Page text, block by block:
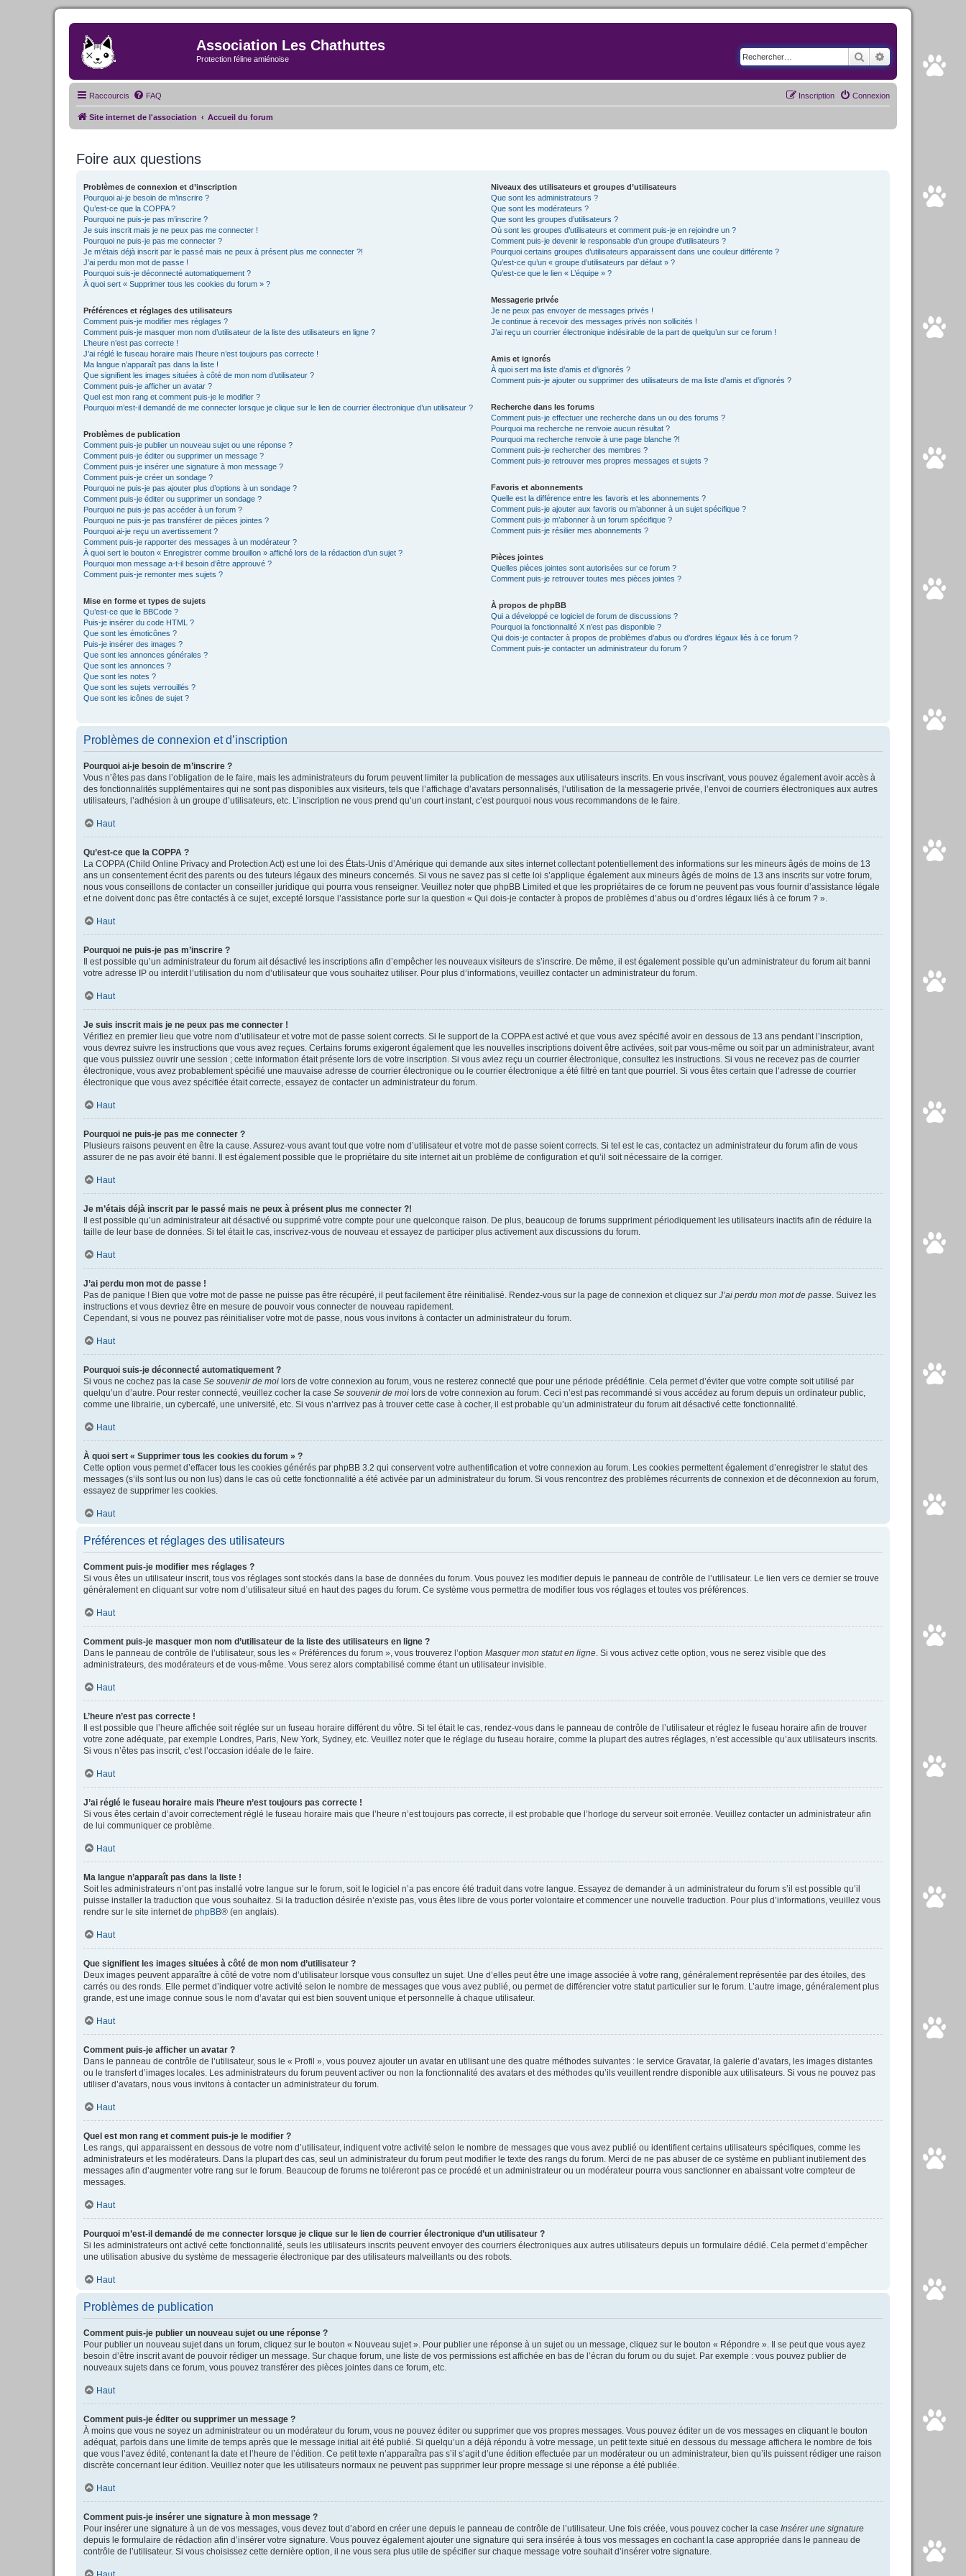
Association Les Chathuttes
Protection féline amiénoise RechercherRecherche
Raccourcis FAQ Connexion
Inscription
Site internet de l'association Accueil du forum
Foire aux questions
Problèmes de connexion et d’inscription
Pourquoi ai-je besoin de m’inscrire ?
Qu’est-ce que la COPPA ?
Pourquoi ne puis-je pas m’inscrire ?
Je suis inscrit mais je ne peux pas me connecter !
Pourquoi ne puis-je pas me connecter ?
Je m’étais déjà inscrit par le passé mais ne peux à présent plus me connecter ?!
J’ai perdu mon mot de passe !
Pourquoi suis-je déconnecté automatiquement ?
À quoi sert « Supprimer tous les cookies du forum » ?
Préférences et réglages des utilisateurs
Comment puis-je modifier mes réglages ?
Comment puis-je masquer mon nom d’utilisateur de la liste des utilisateurs en ligne ?
L’heure n’est pas correcte !
J’ai réglé le fuseau horaire mais l’heure n’est toujours pas correcte !
Ma langue n’apparaît pas dans la liste !
Que signifient les images situées à côté de mon nom d’utilisateur ?
Comment puis-je afficher un avatar ?
Quel est mon rang et comment puis-je le modifier ?
Pourquoi m’est-il demandé de me connecter lorsque je clique sur le lien de courrier électronique d’un utilisateur ?
Problèmes de publication
Comment puis-je publier un nouveau sujet ou une réponse ?
Comment puis-je éditer ou supprimer un message ?
Comment puis-je insérer une signature à mon message ?
Comment puis-je créer un sondage ?
Pourquoi ne puis-je pas ajouter plus d’options à un sondage ?
Comment puis-je éditer ou supprimer un sondage ?
Pourquoi ne puis-je pas accéder à un forum ?
Pourquoi ne puis-je pas transférer de pièces jointes ?
Pourquoi ai-je reçu un avertissement ?
Comment puis-je rapporter des messages à un modérateur ?
À quoi sert le bouton « Enregistrer comme brouillon » affiché lors de la rédaction d’un sujet ?
Pourquoi mon message a-t-il besoin d’être approuvé ?
Comment puis-je remonter mes sujets ?
Mise en forme et types de sujets
Qu’est-ce que le BBCode ?
Puis-je insérer du code HTML ?
Que sont les émoticônes ?
Puis-je insérer des images ?
Que sont les annonces générales ?
Que sont les annonces ?
Que sont les notes ?
Que sont les sujets verrouillés ?
Que sont les icônes de sujet ?
Niveaux des utilisateurs et groupes d’utilisateurs
Que sont les administrateurs ?
Que sont les modérateurs ?
Que sont les groupes d’utilisateurs ?
Où sont les groupes d’utilisateurs et comment puis-je en rejoindre un ?
Comment puis-je devenir le responsable d’un groupe d’utilisateurs ?
Pourquoi certains groupes d’utilisateurs apparaissent dans une couleur différente ?
Qu’est-ce qu’un « groupe d’utilisateurs par défaut » ?
Qu’est-ce que le lien « L’équipe » ?
Messagerie privée
Je ne peux pas envoyer de messages privés !
Je continue à recevoir des messages privés non sollicités !
J’ai reçu un courrier électronique indésirable de la part de quelqu’un sur ce forum !
Amis et ignorés
À quoi sert ma liste d’amis et d’ignorés ?
Comment puis-je ajouter ou supprimer des utilisateurs de ma liste d’amis et d’ignorés ?
Recherche dans les forums
Comment puis-je effectuer une recherche dans un ou des forums ?
Pourquoi ma recherche ne renvoie aucun résultat ?
Pourquoi ma recherche renvoie à une page blanche ?!
Comment puis-je rechercher des membres ?
Comment puis-je retrouver mes propres messages et sujets ?
Favoris et abonnements
Quelle est la différence entre les favoris et les abonnements ?
Comment puis-je ajouter aux favoris ou m’abonner à un sujet spécifique ?
Comment puis-je m’abonner à un forum spécifique ?
Comment puis-je résilier mes abonnements ?
Pièces jointes
Quelles pièces jointes sont autorisées sur ce forum ?
Comment puis-je retrouver toutes mes pièces jointes ?
À propos de phpBB
Qui a développé ce logiciel de forum de discussions ?
Pourquoi la fonctionnalité X n’est pas disponible ?
Qui dois-je contacter à propos de problèmes d’abus ou d’ordres légaux liés à ce forum ?
Comment puis-je contacter un administrateur du forum ?
Problèmes de connexion et d’inscription
Pourquoi ai-je besoin de m’inscrire ?
Vous n’êtes pas dans l’obligation de le faire, mais les administrateurs du forum peuvent limiter la publication de messages aux utilisateurs inscrits. En vous inscrivant, vous pouvez également avoir accès à
des fonctionnalités supplémentaires qui ne sont pas disponibles aux visiteurs, tels que l’affichage d’avatars personnalisés, l’utilisation de la messagerie privée, l’envoi de courriers électroniques aux autres
utilisateurs, l’adhésion à un groupe d’utilisateurs, etc. L’inscription ne vous prend qu’un court instant, c’est pourquoi nous vous recommandons de le faire.
Haut
Qu’est-ce que la COPPA ?
La COPPA (Child Online Privacy and Protection Act) est une loi des États-Unis d’Amérique qui demande aux sites internet collectant potentiellement des informations sur les mineurs âgés de moins de 13
ans un consentement écrit des parents ou des tuteurs légaux des mineurs concernés. Si vous ne savez pas si cette loi s’applique également aux mineurs âgés de moins de 13 ans inscrits sur votre forum,
nous vous conseillons de contacter un conseiller juridique qui pourra vous renseigner. Veuillez noter que phpBB Limited et que les propriétaires de ce forum ne peuvent pas vous fournir d’assistance légale
et ne doivent donc pas être contactés à ce sujet, excepté lorsque l’assistance porte sur la question « Qui dois-je contacter à propos de problèmes d’abus ou d’ordres légaux liés à ce forum ? ».
Haut
Pourquoi ne puis-je pas m’inscrire ?
Il est possible qu’un administrateur du forum ait désactivé les inscriptions afin d’empêcher les nouveaux visiteurs de s’inscrire. De même, il est également possible qu’un administrateur du forum ait banni
votre adresse IP ou interdit l’utilisation du nom d’utilisateur que vous souhaitez utiliser. Pour plus d’informations, veuillez contacter un administrateur du forum.
Haut
Je suis inscrit mais je ne peux pas me connecter !
Vérifiez en premier lieu que votre nom d’utilisateur et votre mot de passe soient corrects. Si le support de la COPPA est activé et que vous avez spécifié avoir en dessous de 13 ans pendant l’inscription,
vous devrez suivre les instructions que vous avez reçues. Certains forums exigeront également que les nouvelles inscriptions doivent être activées, soit par vous-même ou soit par un administrateur, avant
que vous puissiez ouvrir une session ; cette information était présente lors de votre inscription. Si vous aviez reçu un courrier électronique, consultez les instructions. Si vous ne recevez pas de courrier
électronique, vous avez probablement spécifié une mauvaise adresse de courrier électronique ou le courrier électronique a été filtré en tant que pourriel. Si vous êtes certain que l’adresse de courrier
électronique que vous avez spécifiée était correcte, essayez de contacter un administrateur du forum.
Haut
Pourquoi ne puis-je pas me connecter ?
Plusieurs raisons peuvent en être la cause. Assurez-vous avant tout que votre nom d’utilisateur et votre mot de passe soient corrects. Si tel est le cas, contactez un administrateur du forum afin de vous
assurer de ne pas avoir été banni. Il est également possible que le propriétaire du site internet ait un problème de configuration et qu’il soit nécessaire de la corriger.
Haut
Je m’étais déjà inscrit par le passé mais ne peux à présent plus me connecter ?!
Il est possible qu’un administrateur ait désactivé ou supprimé votre compte pour une quelconque raison. De plus, beaucoup de forums suppriment périodiquement les utilisateurs inactifs afin de réduire la
taille de leur base de données. Si tel était le cas, inscrivez-vous de nouveau et essayez de participer plus activement aux discussions du forum.
Haut
J’ai perdu mon mot de passe !
Pas de panique ! Bien que votre mot de passe ne puisse pas être récupéré, il peut facilement être réinitialisé. Rendez-vous sur la page de connexion et cliquez sur J’ai perdu mon mot de passe . Suivez les
instructions et vous devriez être en mesure de pouvoir vous connecter de nouveau rapidement.
Cependant, si vous ne pouvez pas réinitialiser votre mot de passe, nous vous invitons à contacter un administrateur du forum.
Haut
Pourquoi suis-je déconnecté automatiquement ?
Si vous ne cochez pas la case Se souvenir de moi lors de votre connexion au forum, vous ne resterez connecté que pour une période prédéfinie. Cela permet d’éviter que votre compte soit utilisé par
quelqu’un d’autre. Pour rester connecté, veuillez cocher la case Se souvenir de moi lors de votre connexion au forum. Ceci n’est pas recommandé si vous accédez au forum depuis un ordinateur public,
comme une librairie, un cybercafé, une université, etc. Si vous n’arrivez pas à trouver cette case à cocher, il est probable qu’un administrateur du forum ait désactivé cette fonctionnalité.
Haut
À quoi sert « Supprimer tous les cookies du forum » ?
Cette option vous permet d’effacer tous les cookies générés par phpBB 3.2 qui conservent votre authentification et votre connexion au forum. Les cookies permettent également d’enregistrer le statut des
messages (s’ils sont lus ou non lus) dans le cas où cette fonctionnalité a été activée par un administrateur du forum. Si vous rencontrez des problèmes récurrents de connexion et de déconnexion au forum,
essayez de supprimer les cookies.
Haut
Préférences et réglages des utilisateurs
Comment puis-je modifier mes réglages ?
Si vous êtes un utilisateur inscrit, tous vos réglages sont stockés dans la base de données du forum. Vous pouvez les modifier depuis le panneau de contrôle de l’utilisateur. Le lien vers ce dernier se trouve
généralement en cliquant sur votre nom d’utilisateur situé en haut des pages du forum. Ce système vous permettra de modifier tous vos réglages et toutes vos préférences.
Haut
Comment puis-je masquer mon nom d’utilisateur de la liste des utilisateurs en ligne ?
Dans le panneau de contrôle de l’utilisateur, sous les « Préférences du forum », vous trouverez l’option Masquer mon statut en ligne . Si vous activez cette option, vous ne serez visible que des
administrateurs, des modérateurs et de vous-même. Vous serez alors comptabilisé comme étant un utilisateur invisible.
Haut
L’heure n’est pas correcte !
Il est possible que l’heure affichée soit réglée sur un fuseau horaire différent du vôtre. Si tel était le cas, rendez-vous dans le panneau de contrôle de l’utilisateur et réglez le fuseau horaire afin de trouver
votre zone adéquate, par exemple Londres, Paris, New York, Sydney, etc. Veuillez noter que le réglage du fuseau horaire, comme la plupart des autres réglages, n’est accessible qu’aux utilisateurs inscrits.
Si vous n’êtes pas inscrit, c’est l’occasion idéale de le faire.
Haut
J’ai réglé le fuseau horaire mais l’heure n’est toujours pas correcte !
Si vous êtes certain d’avoir correctement réglé le fuseau horaire mais que l’heure n’est toujours pas correcte, il est probable que l’horloge du serveur soit erronée. Veuillez contacter un administrateur afin
de lui communiquer ce problème.
Haut
Ma langue n’apparaît pas dans la liste !
Soit les administrateurs n’ont pas installé votre langue sur le forum, soit le logiciel n’a pas encore été traduit dans votre langue. Essayez de demander à un administrateur du forum s’il est possible qu’il
puisse installer la traduction que vous souhaitez. Si la traduction désirée n’existe pas, vous êtes libre de vous porter volontaire et commencer une nouvelle traduction. Pour plus d’informations, veuillez vous
rendre sur le site internet de phpBB® (en anglais).
Haut
Que signifient les images situées à côté de mon nom d’utilisateur ?
Deux images peuvent apparaître à côté de votre nom d’utilisateur lorsque vous consultez un sujet. Une d’elles peut être une image associée à votre rang, généralement représentée par des étoiles, des
carrés ou des ronds. Elle permet d’indiquer votre activité selon le nombre de messages que vous avez publié, ou permet de différencier votre statut particulier sur le forum. L’autre image, généralement plus
grande, est une image connue sous le nom d’avatar qui est bien souvent unique et personnelle à chaque utilisateur.
Haut
Comment puis-je afficher un avatar ?
Dans le panneau de contrôle de l’utilisateur, sous le « Profil », vous pouvez ajouter un avatar en utilisant une des quatre méthodes suivantes : le service Gravatar, la galerie d’avatars, les images distantes
ou le transfert d’images locales. Les administrateurs du forum peuvent activer ou non la fonctionnalité des avatars et des méthodes qu’ils veuillent rendre disponible aux utilisateurs. Si vous ne pouvez pas
utiliser d’avatars, nous vous invitons à contacter un administrateur du forum.
Haut
Quel est mon rang et comment puis-je le modifier ?
Les rangs, qui apparaissent en dessous de votre nom d’utilisateur, indiquent votre activité selon le nombre de messages que vous avez publié ou identifient certains utilisateurs spécifiques, comme les
administrateurs et les modérateurs. Dans la plupart des cas, seul un administrateur du forum peut modifier le texte des rangs du forum. Merci de ne pas abuser de ce système en publiant inutilement des
messages afin d’augmenter votre rang sur le forum. Beaucoup de forums ne toléreront pas ce procédé et un administrateur ou un modérateur pourra vous sanctionner en abaissant votre compteur de
messages.
Haut
Pourquoi m’est-il demandé de me connecter lorsque je clique sur le lien de courrier électronique d’un utilisateur ?
Si les administrateurs ont activé cette fonctionnalité, seuls les utilisateurs inscrits peuvent envoyer des courriers électroniques aux autres utilisateurs depuis un formulaire dédié. Cela permet d’empêcher
une utilisation abusive du système de messagerie électronique par des utilisateurs malveillants ou des robots.
Haut
Problèmes de publication
Comment puis-je publier un nouveau sujet ou une réponse ?
Pour publier un nouveau sujet dans un forum, cliquez sur le bouton « Nouveau sujet ». Pour publier une réponse à un sujet ou un message, cliquez sur le bouton « Répondre ». Il se peut que vous ayez
besoin d’être inscrit avant de pouvoir rédiger un message. Sur chaque forum, une liste de vos permissions est affichée en bas de l’écran du forum ou du sujet. Par exemple : vous pouvez publier de
nouveaux sujets dans ce forum, vous pouvez transférer des pièces jointes dans ce forum, etc.
Haut
Comment puis-je éditer ou supprimer un message ?
À moins que vous ne soyez un administrateur ou un modérateur du forum, vous ne pouvez éditer ou supprimer que vos propres messages. Vous pouvez éditer un de vos messages en cliquant le bouton
adéquat, parfois dans une limite de temps après que le message initial ait été publié. Si quelqu’un a déjà répondu à votre message, un petit texte situé en dessous du message affichera le nombre de fois
que vous l’avez édité, contenant la date et l’heure de l’édition. Ce petit texte n’apparaîtra pas s’il s’agit d’une édition effectuée par un modérateur ou un administrateur, bien qu’ils puissent rédiger une raison
discrète concernant leur édition. Veuillez noter que les utilisateurs normaux ne peuvent pas supprimer leur propre message si une réponse a été publiée.
Haut
Comment puis-je insérer une signature à mon message ?
Pour insérer une signature à un de vos messages, vous devez tout d’abord en créer une depuis le panneau de contrôle de l’utilisateur. Une fois créée, vous pouvez cocher la case Insérer une signature
depuis le formulaire de rédaction afin d’insérer votre signature. Vous pouvez également ajouter une signature qui sera insérée à tous vos messages en cochant la case appropriée dans le panneau de
contrôle de l’utilisateur. Si vous choisissez cette dernière option, il ne vous sera plus utile de spécifier sur chaque message votre souhait d’insérer votre signature.